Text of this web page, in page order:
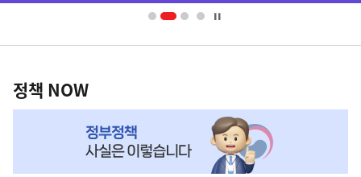
영
책
NOW,
정책 NOW